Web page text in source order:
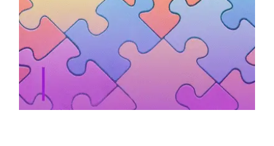
Le livre “Mon Parcours Orientation” : un
guide pratique pour réussir son
orientation au lycée